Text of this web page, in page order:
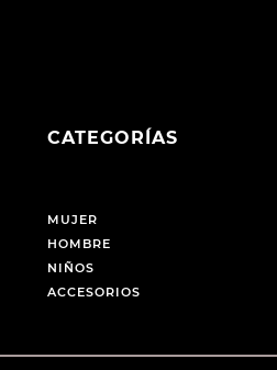
CATEGORÍAS
MUJER
HOMBRE
NIÑOS
ACCESORIOS